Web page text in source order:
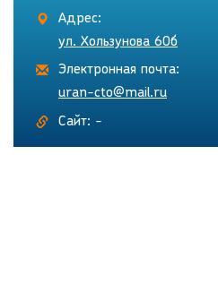
Адрес:
ул. Хользунова 60б
Электронная почта:
uran-cto@mail.ru
Сайт: -